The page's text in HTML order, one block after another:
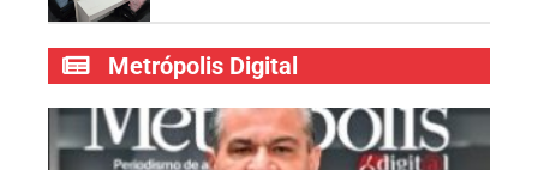
Metrópolis Digital